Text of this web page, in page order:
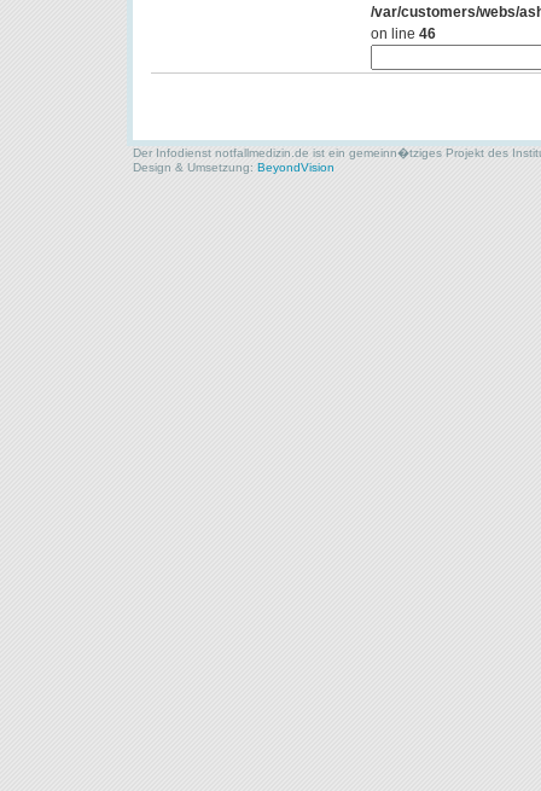
/var/customers/webs/
on line 46
Der Infodienst notfallmedizin.de ist ein gemeinn�tziges Projekt des
Design & Umsetzung: BeyondVision